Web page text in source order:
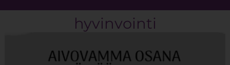
hyvinvointi